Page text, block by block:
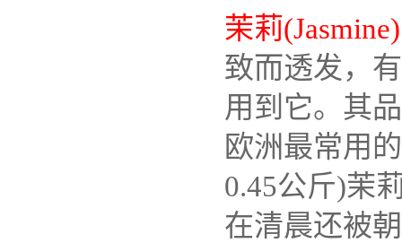
茉莉(Jasmine)
致而透发，
用到它。其
欧洲最常用
0.45公斤)茉
在清晨还被